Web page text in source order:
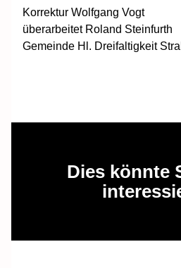
Korrektur Wolfgang Vogt
überarbeitet Roland Steinfurth
Gemeinde Hl. Dreifaltigkeit
Dies könnte